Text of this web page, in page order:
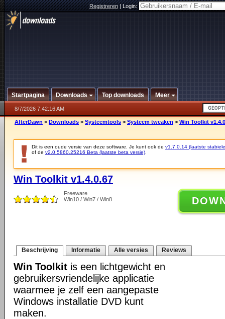
Registreren|Login:
Startpagina Downloads Top downloads Meer
8/7/2026 7:42:16 AM
AfterDawn > Downloads > Systeemtools > Systeem tweaken > Win Toolkit
Dit is een oude versie van deze software. Je kunt ook de v1.7.0.14 (laatste
of de v2.0.5860.25216 Beta (laatste beta versie)
Win Toolkit v1.4.0.67
Freeware
Win10 / Win7 / Win8
Beschrijving Informatie Alle versies Reviews
Win Toolkit is een lichtgewicht en
gebruikersvriendelijke applicatie
waarmee je zelf een aangepaste
Windows installatie DVD kunt
maken.